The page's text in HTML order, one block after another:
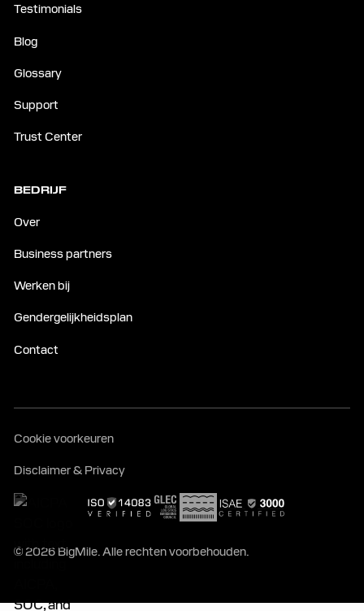
Testimonials
Blog
Glossary
Support
Trust Center
BEDRIJF
Over
Business partners
Werken bij
Gendergelijkheidsplan
Contact
© 2026 BigMile. Alle rechten voorbehouden.
Cookie voorkeuren
Disclaimer & Privacy